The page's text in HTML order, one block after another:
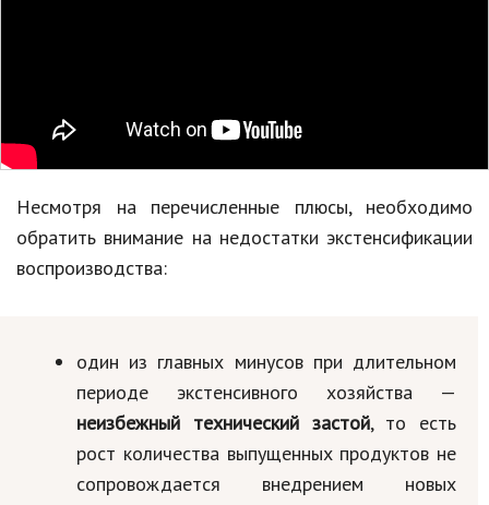
Несмотря на перечисленные плюсы, необходимо
обратить внимание на недостатки экстенсификации
воспроизводства:
один из главных минусов при длительном
периоде экстенсивного хозяйства —
неизбежный технический застой, то есть
рост количества выпущенных продуктов не
сопровождается внедрением новых